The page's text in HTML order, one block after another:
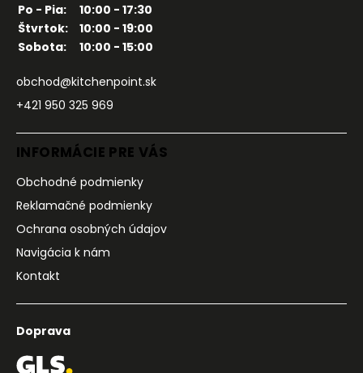
Po - Pia:
10:00 - 17:30
Štvrtok:
10:00 - 19:00
Sobota:
10:00 - 15:00
obchod@kitchenpoint.sk
+421 950 325 969
INFORMÁCIE PRE VÁS
Obchodné podmienky
Reklamačné podmienky
Ochrana osobných údajov
Navigácia k nám
Kontakt
Doprava